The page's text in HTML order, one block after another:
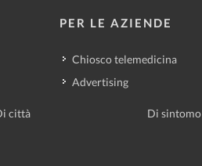
PER LE AZIENDE
Chiosco telemedicina
Advertising
città Di sintomo